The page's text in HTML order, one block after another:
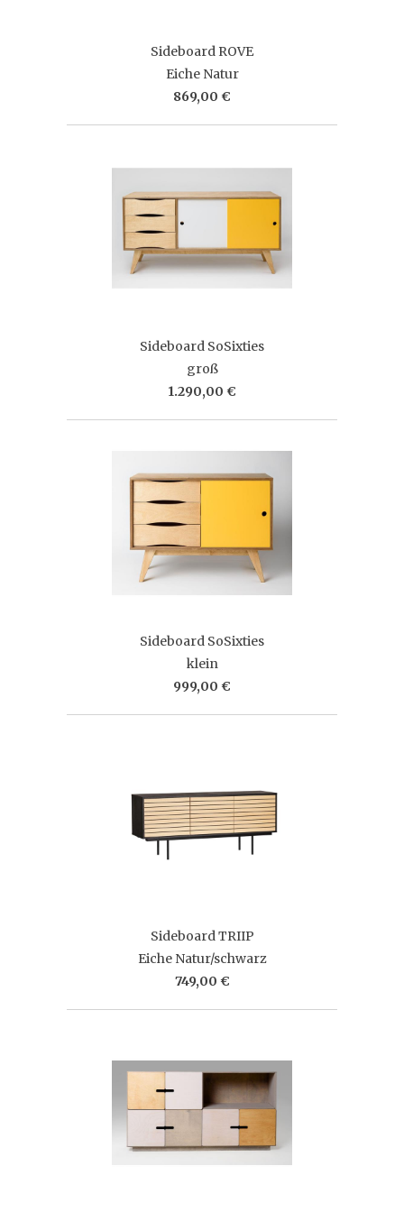
Sideboard ROVE
Eiche Natur
869,00 €
Sideboard SoSixties
groß
1.290,00 €
Sideboard SoSixties
klein
999,00 €
Sideboard TRIIP
Eiche Natur/schwarz
749,00 €